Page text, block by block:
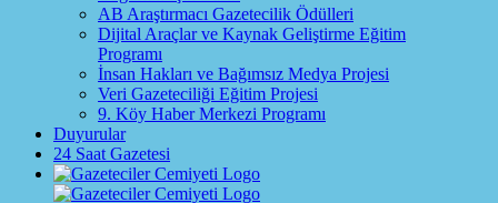
AB Araştırmacı Gazetecilik Ödülleri
Dijital Araçlar ve Kaynak Geliştirme Eğitim
Programı
İnsan Hakları ve Bağımsız Medya Projesi
Veri Gazeteciliği Eğitim Projesi
9. Köy Haber Merkezi Programı
Duyurular
24 Saat Gazetesi